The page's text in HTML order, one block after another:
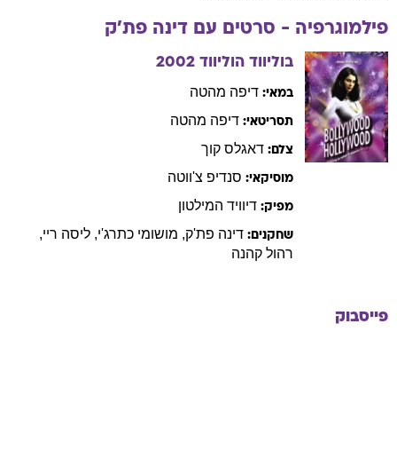
פילמוגרפיה - סרטים עם דינה פת'ק
בוליווד הוליווד 2002
במאי: דיפה מהטה
תסריטאי: דיפה מהטה
צלם: דאגלס קוך
מוסיקאי: סנדיפ צ'ווטה
מפיק: דיוויד המילטון
שחקנים: דינה פת'ק, מושומי כתרג'י, ליסה ריי,
רהול קהנה
פייסבוק